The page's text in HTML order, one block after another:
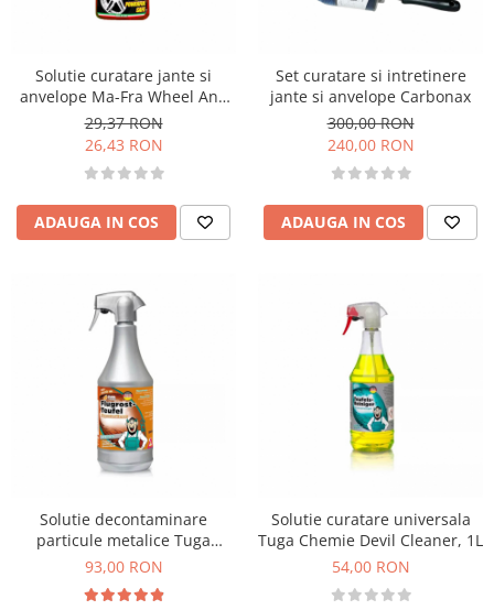
Solutie curatare jante si
anvelope Ma-Fra Wheel And
Tyre Cleaner, 500ml
29,37 RON
26,43 RON
ADAUGA IN COS
Set curatare si intretinere
jante si anvelope Carbonax
300,00 RON
240,00 RON
ADAUGA IN COS
Solutie decontaminare
particule metalice Tuga
Chemie Rust Devil, 1L
93,00 RON
Solutie curatare universala
Tuga Chemie Devil Cleaner, 1L
54,00 RON